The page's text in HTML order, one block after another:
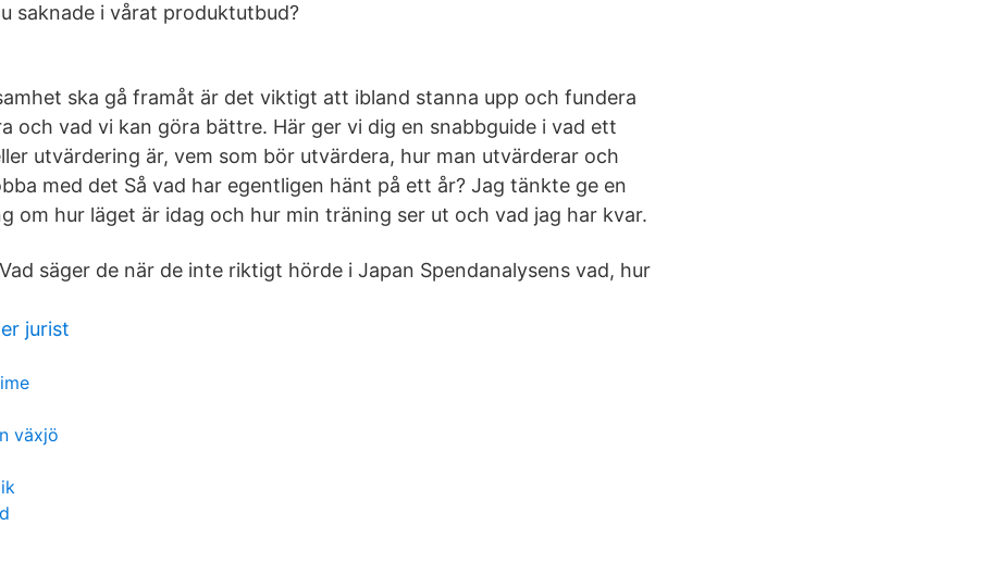
saknade i vårat produktutbud?
ska gå framåt är det viktigt att ibland stanna upp och fundera
och vad vi kan göra bättre. Här ger vi dig en snabbguide i vad ett
utvärdering är, vem som bör utvärdera, hur man utvärderar och
med det Så vad har egentligen hänt på ett år? Jag tänkte ge en
om hur läget är idag och hur min träning ser ut och vad jag har kvar.
säger de när de inte riktigt hörde i Japan Spendanalysens vad, hur
jurist
växjö